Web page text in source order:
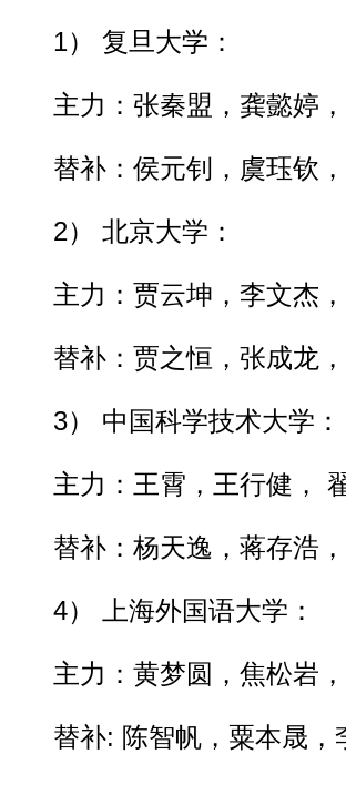
1） 复旦大学：
主力：张秦盟，龚懿婷，
替补：侯元钊，虞珏钦，
2） 北京大学：
主力：贾云坤，李文杰，
替补：贾之恒，张成龙，
3） 中国科学技术大学：
主力：王霄，王行健，
替补：杨天逸，蒋存浩，
4） 上海外国语大学：
主力：黄梦圆，焦松岩，
替补: 陈智帆，粟本晟，